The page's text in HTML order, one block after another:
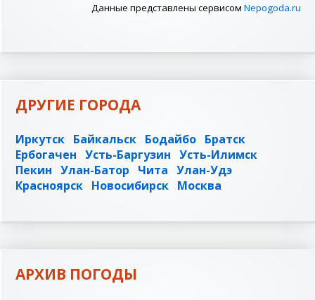
Данные представлены сервисом Nepogoda.ru
ДРУГИЕ ГОРОДА
Иркутск Байкальск Бодайбо Братск
Ербогачен Усть-Баргузин Усть-Илимск
Пекин Улан-Батор Чита Улан-Удэ
Красноярск Новосибирск Москва
АРХИВ ПОГОДЫ